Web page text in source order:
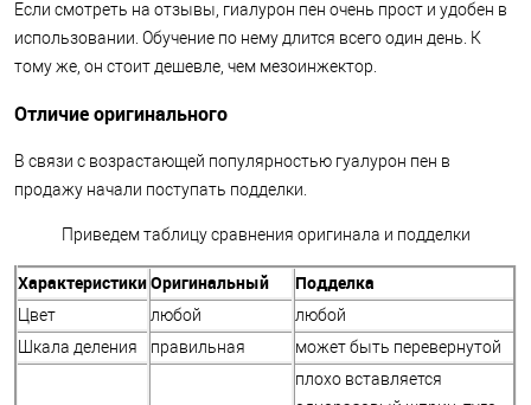
Если смотреть на отзывы, гиалурон пен очень прост и удобен в
использовании. Обучение по нему длится всего один день. К
тому же, он стоит дешевле, чем мезоинжектор.
Отличие оригинального
В связи с возрастающей популярностью гуалурон пен в
продажу начали поступать подделки.
Приведем таблицу сравнения оригинала и подделки
ХарактеристикиОригинальный Подделка
Цвет любой
любой
Шкала деления
правильная может быть перевернутой
плохо вставляется